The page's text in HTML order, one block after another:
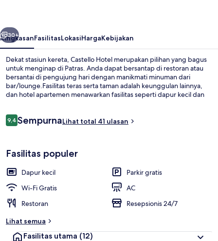
Berikutnya
30+
RingkasanFasilitasLokasiHargaKebijakan
Dekat stasiun kereta, Castello Hotel merupakan pilihan yang bagus
untuk menginap di Patras. Anda dapat bersantap di restoran atau
bersantai di pengujung hari dengan manikmati minuman dari
bar/lounge.Fasilitas teras serta taman adalah keunggulan lainnya,
dan hotel apartemen menawarkan fasilitas seperti dapur kecil dan
Ulasan
9,49,4 dari 10
SempurnaLihat total 41 ulasan
Fasilitas populer
Dapur kecil
Parkir gratis
Wi-Fi Gratis
AC
Restoran
Resepsionis 24/7
Lihat semua
Fasilitas utama (12)